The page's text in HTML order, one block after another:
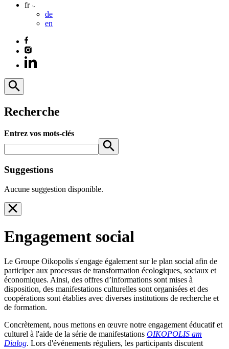
fr
de
en
Recherche
Entrez vos mots-clés
Suggestions
Aucune suggestion disponible.
Engagement social
Le Groupe Oikopolis s'engage également sur le plan social afin de
participer aux processus de transformation écologiques, sociaux et
économiques. Ainsi, des offres d’informations sont mises à
disposition, des manifestations culturelles sont organisées et des
coopérations sont établies avec diverses institutions de recherche et
de formation.
Concrètement, nous mettons en œuvre notre engagement éducatif et
culturel à l'aide de la série de manifestations OIKOPOLIS am
Dialog. Lors d'événements réguliers, les participants discutent